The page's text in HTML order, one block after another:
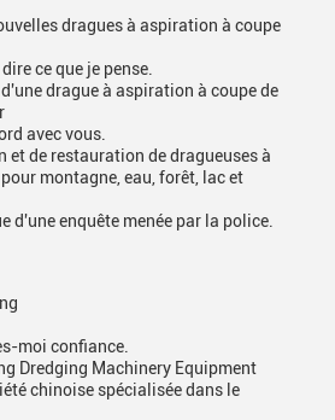
dragues à aspiration à coupe
ce que je pense.
drague à aspiration à coupe de
avec vous.
et de restauration de dragueuses à
montagne, eau, forêt, lac et
d'une enquête menée par la police.
moi confiance.
Dredging Machinery Equipment
chinoise spécialisée dans le